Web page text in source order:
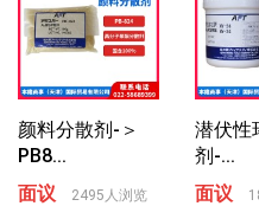
颜料分散剂-＞
PB8...
面议
2495人浏览
潜伏性
剂-...
面议